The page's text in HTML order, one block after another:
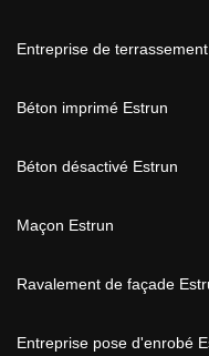
Entreprise de
Béton imprimé Estrun
Béton désactivé Estrun
Maçon Estrun
Ravalement de façade
Entreprise pose d'enrobé